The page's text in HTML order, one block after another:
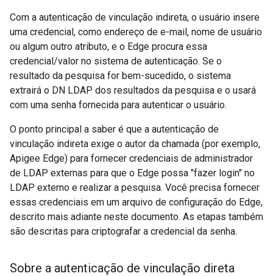
Com a autenticação de vinculação indireta, o usuário insere
uma credencial, como endereço de e-mail, nome de usuário
ou algum outro atributo, e o Edge procura essa
credencial/valor no sistema de autenticação. Se o
resultado da pesquisa for bem-sucedido, o sistema
extrairá o DN LDAP dos resultados da pesquisa e o usará
com uma senha fornecida para autenticar o usuário.
O ponto principal a saber é que a autenticação de
vinculação indireta exige o autor da chamada (por exemplo,
Apigee Edge) para fornecer credenciais de administrador
de LDAP externas para que o Edge possa "fazer login" no
LDAP externo e realizar a pesquisa. Você precisa fornecer
essas credenciais em um arquivo de configuração do Edge,
descrito mais adiante neste documento. As etapas também
são descritas para criptografar a credencial da senha.
Sobre a autenticação de vinculação direta